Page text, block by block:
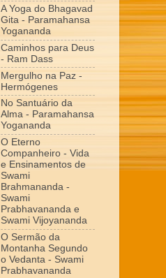
A Yoga do Bhagavad
Gita - Paramahansa
Yogananda
Caminhos para Deus
- Ram Dass
Mergulho na Paz -
Hermógenes
No Santuário da
Alma - Paramahansa
Yogananda
O Eterno
Companheiro - Vida
e Ensinamentos de
Swami
Brahmananda -
Swami
Prabhavananda e
Swami Vijoyananda
O Sermão da
Montanha Segundo
o Vedanta - Swami
Prabhavananda